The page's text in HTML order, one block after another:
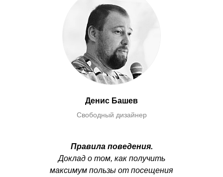
Денис Башев
Свободный дизайнер
Правила поведения.
Доклад о том, как получить
максимум пользы от посещения